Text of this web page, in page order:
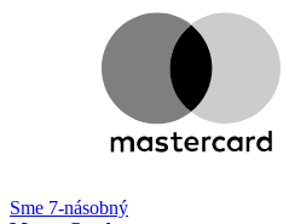
Sme 7-násobný